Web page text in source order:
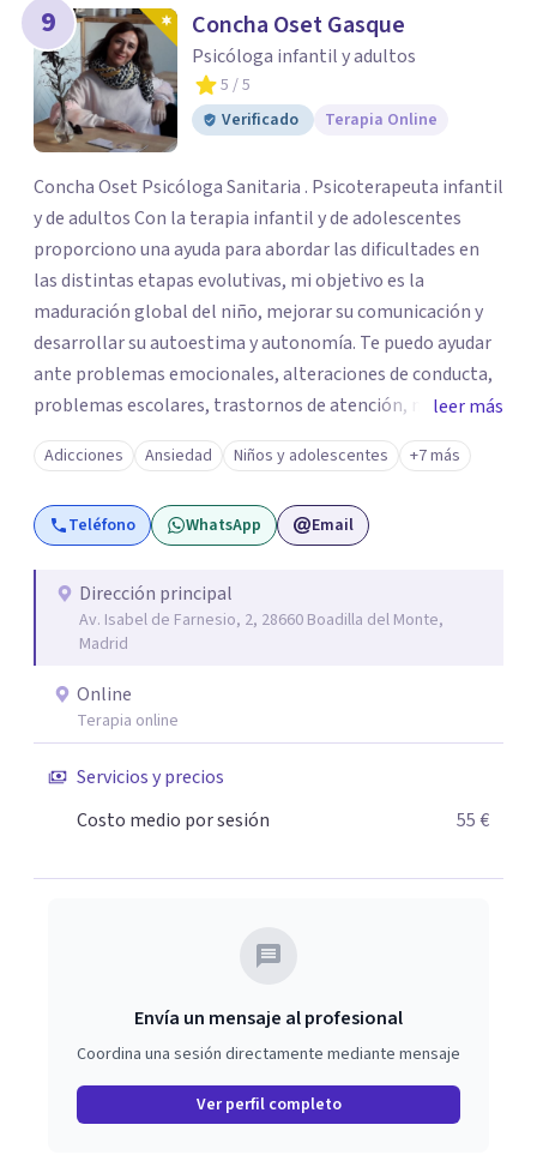
9 Concha Oset Gasque
Psicóloga infantil y adultos
5 / 5
Verificado
Terapia Online
Concha Oset Psicóloga Sanitaria . Psicoterapeuta infantil
y de adultos Con la terapia infantil y de adolescentes
proporciono una ayuda para abordar las dificultades en
las distintas etapas evolutivas, mi objetivo es la
maduración global del niño, mejorar su comunicación y
desarrollar su autoestima y autonomía. Te puedo ayudar
ante problemas emocionales, alteraciones de conducta,
problemas escolares, trastornos de atención, miedos,
ansiedad. El apoyo a los padres es un pilar importante de
mi trabajo, dotándoles de herramientas que les ayuden a
comprender mejor a su hijo en cada etapa y sentirse
apoyados en su inestimable labor, desde el respeto a las
En la terapia con adultos y pareja utilizo un enfoque
integrador, relacional, concibo al ser humano como un
ser activo y con un alto poder de cambio, soy especialista
en tratamiento de depresiones, ansiedad, fobias,
adicciones, duelos, conflictos de pareja.
leer más
Adicciones Ansiedad Niños y adolescentes +7 más
Teléfono WhatsApp Email
Dirección principal
Av. Isabel de Farnesio, 2, 28660 Boadilla del Monte,
Madrid
Online
Terapia online
Servicios y precios
Costo medio por sesión
55 €
Envía un mensaje al profesional
Coordina una sesión directamente mediante mensaje
Ver perfil completo